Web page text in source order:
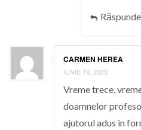
Răspunde
CARMEN HEREA
IUNIE 19, 2025
Vreme trece,
doamnelor
ajutorul adus in